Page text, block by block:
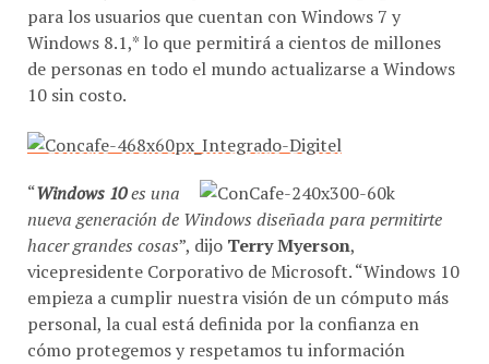
para los usuarios que cuentan con Windows 7 y
Windows 8.1,* lo que permitirá a cientos de millones
de personas en todo el mundo actualizarse a Windows
10 sin costo.
“Windows 10es una
nueva generación de Windows diseñada para permitirte
hacer grandes cosas”, dijo Terry Myerson,
vicepresidente Corporativo de Microsoft. “Windows 10
empieza a cumplir nuestra visión de un cómputo más
personal, la cual está definida por la confianza en
cómo protegemos y respetamos tu información